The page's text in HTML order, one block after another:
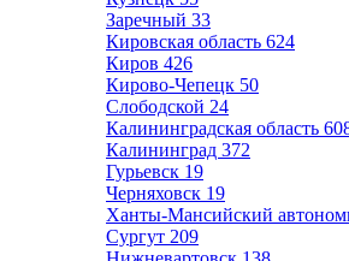
Заречный 33
Кировская область 624
Киров 426
Кирово-Чепецк 50
Слободской 24
Калининградская область
Калининград 372
Гурьевск 19
Черняховск 19
Ханты-Мансийский
Сургут 209